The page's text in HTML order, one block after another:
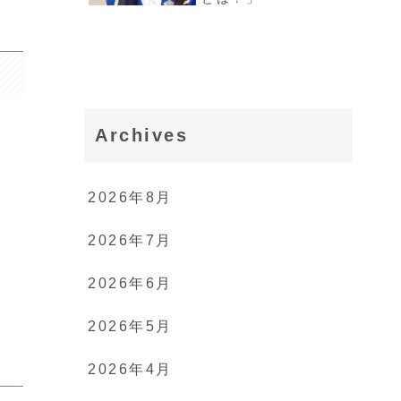
Archives
2026年8月
2026年7月
2026年6月
2026年5月
2026年4月